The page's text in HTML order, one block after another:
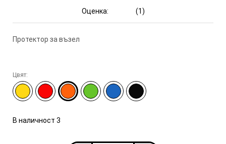
Оценка: (1)
Протектор за възел
Цвят:
В наличност 3